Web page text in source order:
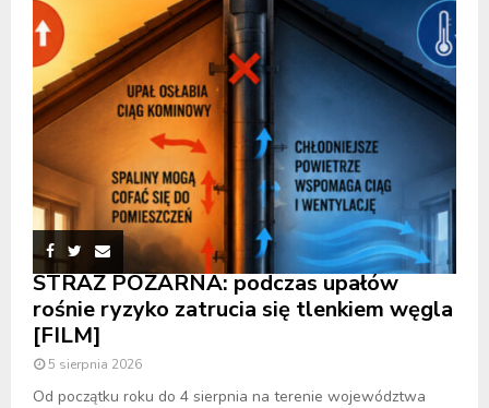
STRAŻ POŻARNA: podczas upałów
rośnie ryzyko zatrucia się tlenkiem węgla
[FILM]
5 sierpnia 2026
Od początku roku do 4 sierpnia na terenie województwa